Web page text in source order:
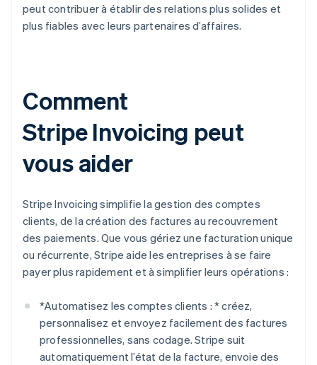
peut contribuer à établir des relations plus solides et
plus fiables avec leurs partenaires d’affaires.
Comment
Stripe Invoicing peut
vous aider
Stripe Invoicing simplifie la gestion des comptes
clients, de la création des factures au recouvrement
des paiements. Que vous gériez une facturation unique
ou récurrente, Stripe aide les entreprises à se faire
payer plus rapidement et à simplifier leurs opérations :
*Automatisez les comptes clients : *créez,
personnalisez et envoyez facilement des factures
professionnelles, sans codage. Stripe suit
automatiquement l’état de la facture, envoie des